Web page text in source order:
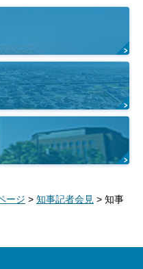
ージ > 知事記者会見 > 知事